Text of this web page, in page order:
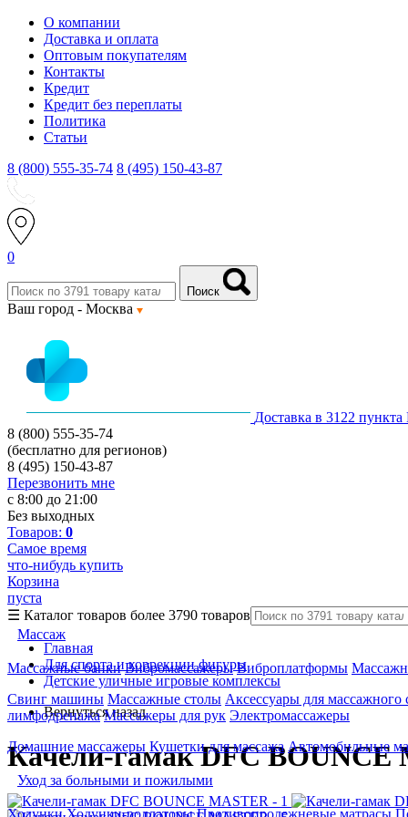
О компании
Доставка и оплата
Оптовым покупателям
Контакты
Кредит
Кредит без переплаты
Политика
Статьи
8 (800) 555-35-74 8 (495) 150-43-87
0
Поиск
Ваш город - Москва
Доставка в 3122
8 (800) 555-35-74
(бесплатно для регионов)
8 (495) 150-43-87
Перезвонить мне
с 8:00 до 21:00
Без выходных
Товаров: 0
Самое время
что-нибудь купить
Корзина
пуста
☰ Каталог товаров более 3790 товаров
Массаж
Массажные банки Вибромассажеры Виброплатформы
Свинг машины Массажные столы Аксессуары для массажного
лимфодренажа Массажеры для рук Электромассажеры
Домашние массажеры Кушетки для массажа Автомобильные
Уход за больными и пожилыми
ХодункиХодунки-роллаторы Противопролежневые матрасы
Главная
Для спорта и коррекции фигуры
Детские уличные игровые комплексы
Вернуться назад
Качели-гамак DFC BOUNCE